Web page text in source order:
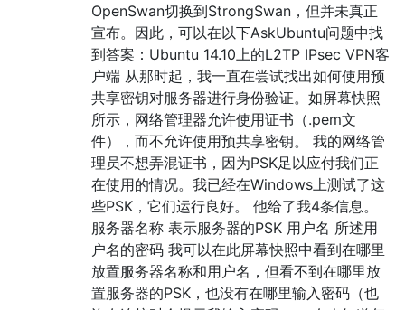
OpenSwan切换到StrongSwan，但并未真正
宣布。因此，可以在以下AskUbuntu问题中找
到答案：Ubuntu 14.10上的L2TP IPsec VPN客
户端 从那时起，我一直在尝试找出如何使用预
共享密钥对服务器进行身份验证。如屏幕快照
所示，网络管理器允许使用证书（.pem文
件），而不允许使用预共享密钥。 我的网络管
理员不想弄混证书，因为PSK足以应付我们正
在使用的情况。我已经在Windows上测试了这
些PSK，它们运行良好。 他给了我4条信息。
服务器名称 表示服务器的PSK 用户名 所述用
户名的密码 我可以在此屏幕快照中看到在哪里
放置服务器名称和用户名，但看不到在哪里放
置服务器的PSK，也没有在哪里输入密码（也